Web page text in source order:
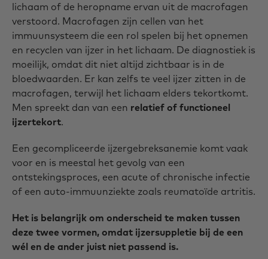
lichaam of de heropname ervan uit de macrofagen
verstoord. Macrofagen zijn cellen van het
immuunsysteem die een rol spelen bij het opnemen
en recyclen van ijzer in het lichaam. De diagnostiek is
moeilijk, omdat dit niet altijd zichtbaar is in de
bloedwaarden. Er kan zelfs te veel ijzer zitten in de
macrofagen, terwijl het lichaam elders tekortkomt.
Men spreekt dan van een relatief of functioneel
ijzertekort.
Een gecompliceerde ijzergebreksanemie komt vaak
voor en is meestal het gevolg van een
ontstekingsproces, een acute of chronische infectie
of een auto-immuunziekte zoals reumatoïde artritis.
Het is belangrijk om onderscheid te maken tussen
deze twee vormen, omdat ijzersuppletie bij de een
wél en de ander juist niet passend is.